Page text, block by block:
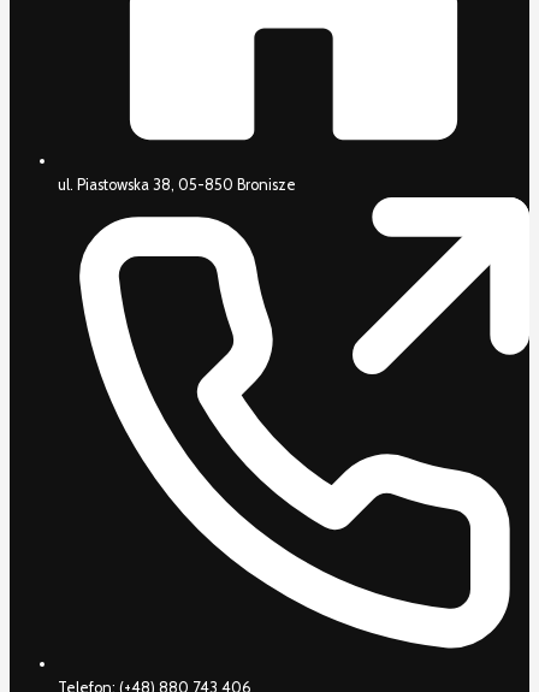
ul. Piastowska 38, 05-850 Bronisze
Telefon: (+48) 880 743 406